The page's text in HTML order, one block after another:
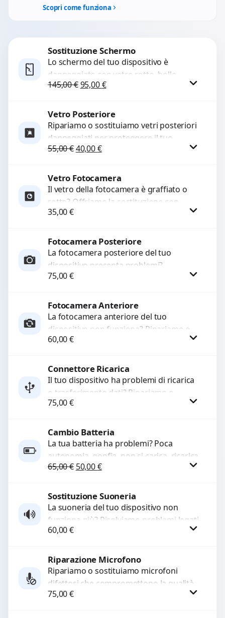
Scopri come funziona
Sostituzione Schermo
Lo schermo del tuo dispositivo è
danneggiato con vetro rotto, bolle,
macchie, schermo nero o pixel morti?
145,00€Il prezzo originale era: 145,00 €.
95,00€Il prezzo attuale è: 95,00 €.
Procedi
Vetro Posteriore
Ripariamo o sostituiamo vetri posteriori
danneggiati per proteggere il tuo
dispositivo e ripristinare l’estetica
qualità...
55,00€Il prezzo originale era: 55,00 €.
40,00€Il prezzo attuale è: 40,00 €.
Procedi
Vetro Fotocamera
Il vetro della fotocamera è graffiato o
rotto? Offriamo la sostituzione con
ricambi di alta qualità garantiti per 3
35,00€
Procedi
Fotocamera Posteriore
La fotocamera posteriore del tuo
dispositivo presenta problemi?
Interveniamo per risolvere guasti come
funzionante,...
75,00€
Procedi
Fotocamera Anteriore
La fotocamera anteriore del tuo
dispositivo non funziona? Ripariamo o
sostituiamo fotocamere guaste con
a...
60,00€
Procedi
Connettore Ricarica
Il tuo dispositivo ha problemi di ricarica
o trasferimento dati? Ripariamo o
sostituiamo connettori di ricarica guasti,
75,00€
Procedi
Cambio Batteria
La tua batteria ha problemi? Poca
autonomia, gonfia, non si carica, ricarica
lenta o cicli di ricarica esauriti?
65,00€ Il prezzo originale era: 65,00 €.
50,00€Il prezzo attuale è: 50,00 €.
Procedi
Sostituzione Suoneria
La suoneria del tuo dispositivo non
funziona più? Risolviamo problemi legati
a moduli audio difettosi con interventi
60,00€
Procedi
Riparazione Microfono
Ripariamo o sostituiamo microfoni
difettosi che compromettono la qualità
audio delle registrazioni o delle
75,00€